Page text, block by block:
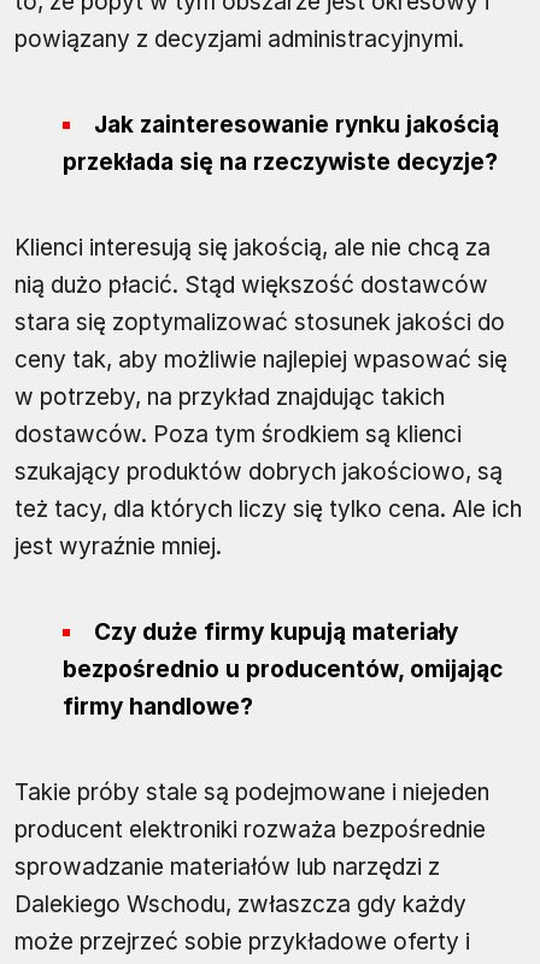
powiązany z decyzjami administracyjnymi.
Jak zainteresowanie rynku jakością
przekłada się na rzeczywiste decyzje?
Klienci interesują się jakością, ale nie chcą za
nią dużo płacić. Stąd większość dostawców
stara się zoptymalizować stosunek jakości do
ceny tak, aby możliwie najlepiej wpasować się
w potrzeby, na przykład znajdując takich
dostawców. Poza tym środkiem są klienci
szukający produktów dobrych jakościowo, są
też tacy, dla których liczy się tylko cena. Ale ich
jest wyraźnie mniej.
Czy duże firmy kupują materiały
bezpośrednio u producentów, omijając
firmy handlowe?
Takie próby stale są podejmowane i niejeden
producent elektroniki rozważa bezpośrednie
sprowadzanie materiałów lub narzędzi z
Dalekiego Wschodu, zwłaszcza gdy każdy
może przejrzeć sobie przykładowe oferty i